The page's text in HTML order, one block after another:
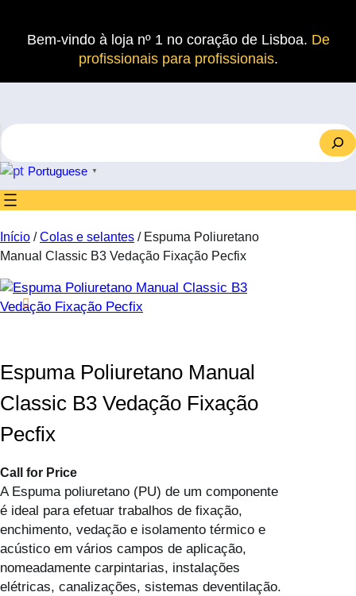
Bem-vindo à loja nº 1 no coração de Lisboa. De
profissionais para profissionais.
S
e
a
r
c
Portuguese ▼
Início /Colas e selantes / Espuma Poliuretano
Manual Classic B3 Vedação Fixação Pecfix
Espuma Poliuretano Manual
Classic B3 Vedação Fixação
Pecfix
Call for Price
A Espuma poliuretano (PU) de um componente
é ideal para efetuar trabalhos de fixação,
enchimento, vedação e isolamento térmico e
acústico em vários campos de aplicação,
nomeadamente carpintarias, instalações
elétricas, canalizações, sistemas deventilação.